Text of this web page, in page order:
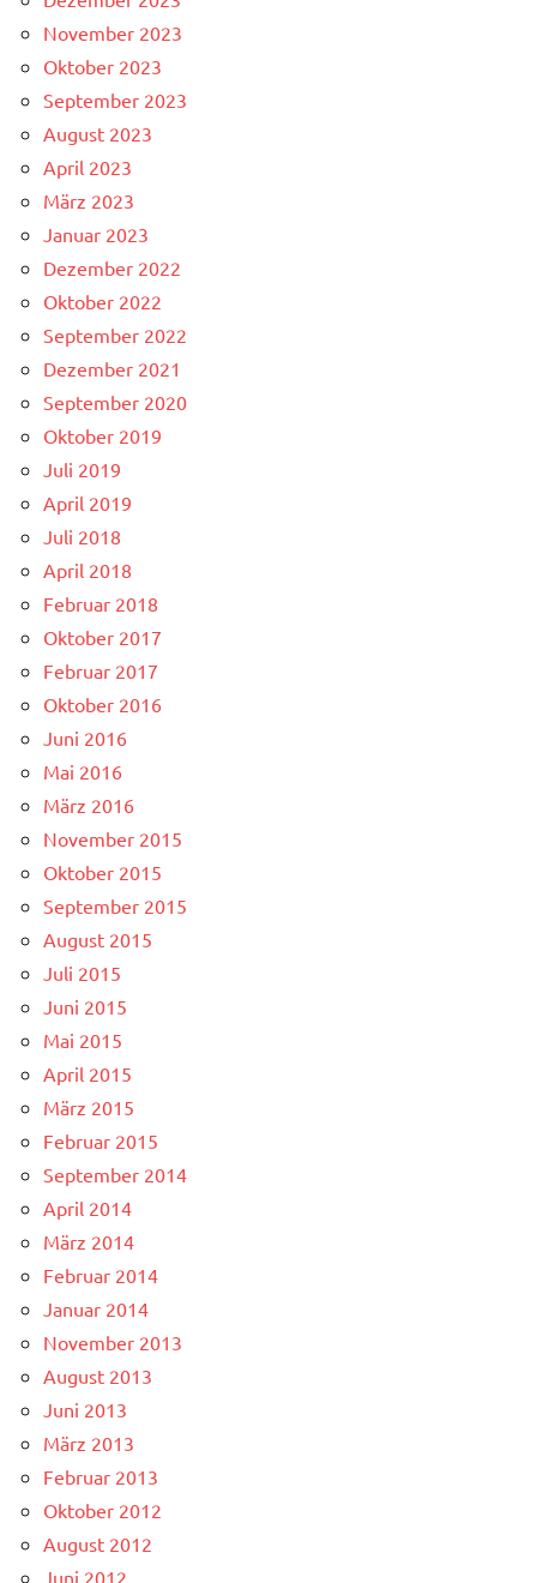
November 2023
Oktober 2023
September 2023
August 2023
April 2023
März 2023
Januar 2023
Dezember 2022
Oktober 2022
September 2022
Dezember 2021
September 2020
Oktober 2019
Juli 2019
April 2019
Juli 2018
April 2018
Februar 2018
Oktober 2017
Februar 2017
Oktober 2016
Juni 2016
Mai 2016
März 2016
November 2015
Oktober 2015
September 2015
August 2015
Juli 2015
Juni 2015
Mai 2015
April 2015
März 2015
Februar 2015
September 2014
April 2014
März 2014
Februar 2014
Januar 2014
November 2013
August 2013
Juni 2013
März 2013
Februar 2013
Oktober 2012
August 2012
Juni 2012